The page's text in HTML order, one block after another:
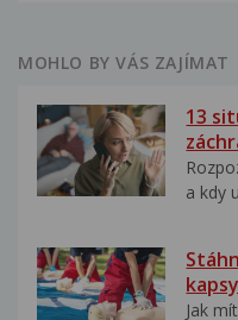
MOHLO BY VÁS ZAJÍMAT
13
a kdy
kapsy
Jak